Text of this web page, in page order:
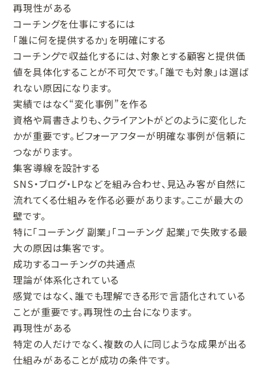
再現性がある
コーチングを仕事にするには
「誰に何を提供するか」を明確にする
コーチングで収益化するには、対象とする顧客と提供価
値を具体化することが不可欠です。「誰でも対象」は選ば
れない原因になります。
実績ではなく“変化事例”を作る
資格や肩書きよりも、クライアントがどのように変化した
かが重要です。ビフォーアフターが明確な事例が信頼に
つながります。
集客導線を設計する
SNS・ブログ・LPなどを組み合わせ、見込み客が自然に
流れてくる仕組みを作る必要があります。ここが最大の
壁です。
特に「コーチング 副業」「コーチング 起業」で失敗する最
大の原因は集客です。
成功するコーチングの共通点
理論が体系化されている
感覚ではなく、誰でも理解できる形で言語化されている
ことが重要です。再現性の土台になります。
再現性がある
特定の人だけでなく、複数の人に同じような成果が出る
仕組みがあることが成功の条件です。